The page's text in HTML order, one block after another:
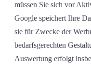
müssen Sie sich vor
Google speichert Ihre
sie für Zwecke der
bedarfsgerechten
Auswertung erfolgt